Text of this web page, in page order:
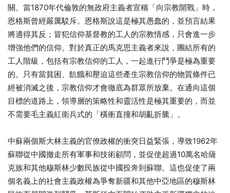
關。當1870年代倫敦的無政府主義者宣稱「向宗教開戰」時，
恩格斯曾經嚴厲駁斥。恩格斯說這是極其愚蠢的，並預言結果
將適得其反；冒犯信仰基督教的工人的宗教情感，只會進一步
增強他們的信仰。對於真正的馬克思主義者來說，團結所有的
工人階級，包括有宗教信仰的工人，一起進行鬥爭是極為重要
的。只有當貧困、飢餓和壓迫這些產生宗教信仰的物質條件已
經被消滅之後，宗教信仰才會徹底為群眾所放棄。在通向這個
目標的道路上，領導層的策略性和靈活性是極其重要的，而並
不需要毛主義紅衛兵式的「橫衝直撞和胡亂折騰」。
中蘇兩個斯大林主義的官僚政權的衝突日益緊張，導致1962年
蘇聯從中國撤走所有軍事和技術顧問，並促使超過10萬名哈薩
克族和其他穆斯林少數民族從中國投奔到蘇聯。這也促使了兩
個名義上的社會主義政權為爭奪新疆和其他中亞地區的穆斯林